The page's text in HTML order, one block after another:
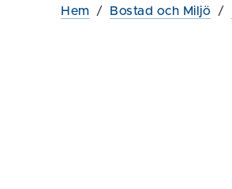
Hem / Bostad och Miljö /